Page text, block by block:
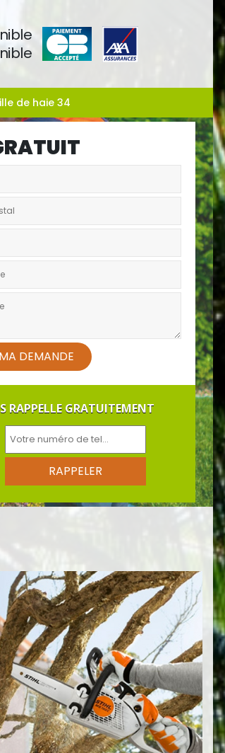
de haie 34
RAPPELLE GRATUITEMENT